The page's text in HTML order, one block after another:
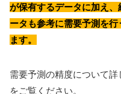
が保有するデータに加え
ータも参考に需要予測を
ます。
需要予測の精度について
をご覧ください。